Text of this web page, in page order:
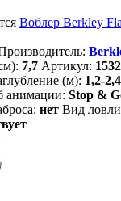
Воблер Berkley
7,7 Артикул:
(м): 1,2-2,4
анимации: Stop &
нет Вид